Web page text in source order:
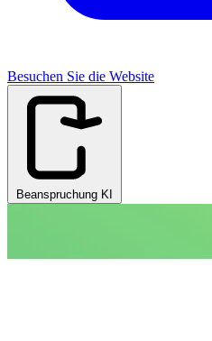
Besuchen Sie die Website
Beanspruchung KI